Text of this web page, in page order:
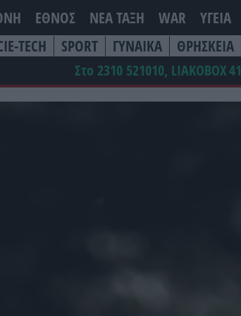
ΕΘΝΟΣ ΝΕΑ ΤΆΞΗ WAR ΥΓΕΙΑ
TECH SPORT ΓΥΝΑΙΚΑ ΘΡΗΣΚΕΙΑ
Στο 2310 521010, LIAKOBOX41